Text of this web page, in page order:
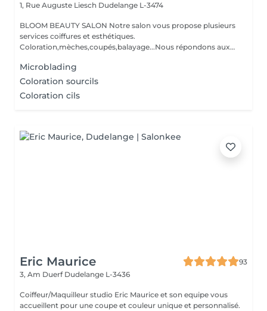
1, Rue Auguste Liesch Dudelange L-3474
BLOOM BEAUTY SALON Notre salon vous propose plusieurs
services coiffures et esthétiques.
Coloration,mèches,coupés,balayage...Nous répondons aux
Microblading
Coloration sourcils
Coloration cils
Eric Maurice
93
3, Am Duerf Dudelange L-3436
Coiffeur/Maquilleur studio Eric Maurice et son equipe vous
accueillent pour une coupe et couleur unique et personnalisé.